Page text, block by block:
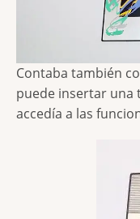
Contaba también
puede insertar una
accedía a las